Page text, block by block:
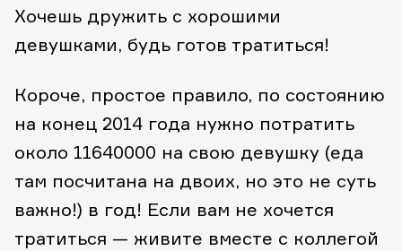
Хочешь дружить с хорошими
девушками, будь готов тратиться!
Короче, простое правило, по состоянию
на конец 2014 года нужно потратить
около 11640000 на свою девушку (еда
там посчитана на двоих, но это не суть
важно!) в год! Если вам не хочется
тратиться — живите вместе с коллегой